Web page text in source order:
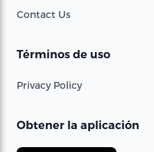
Contact Us
Términos de uso
Privacy Policy
Obtener la aplicación